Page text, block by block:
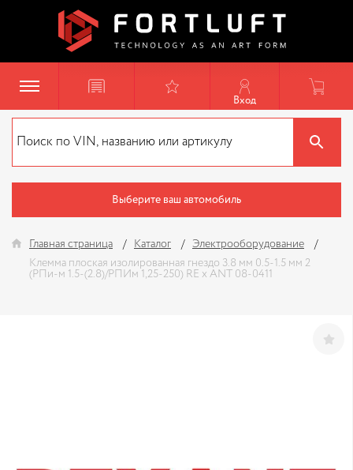
Вход
Выберите ваш автомобиль
Главная страница Каталог
Электрооборудование
Клемма плоская изолированная гнездо 3.8 мм 0.5-1.5 мм 2
(РПи-м 1.5-(2.8)/РПИм 1,25-250) RE x ANT 08-0411